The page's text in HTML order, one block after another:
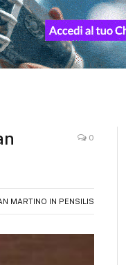
0
MARTINO IN PENSILIS